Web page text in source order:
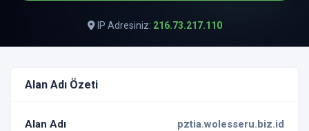
IP Adresiniz: 216.73.217.110
Alan Adı Özeti
Alan Adı pztia.wolesseru.biz.id